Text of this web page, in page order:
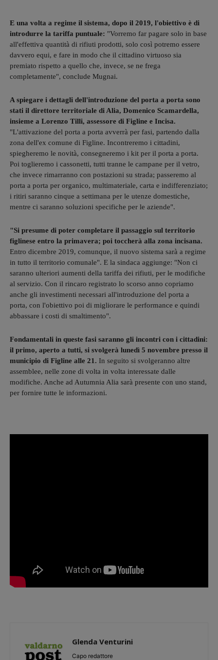
E una volta a regime il sistema, dopo il 2019, l'obiettivo è di
introdurre la tariffa puntuale: "Vorremo far pagare solo in base
all'effettiva quantità di rifiuti prodotti, solo così potremo essere
davvero equi, e fare in modo che il cittadino virtuoso sia
premiato rispetto a quello che, invece, se ne frega
completamente", conclude Mugnai.
A spiegare i dettagli dell'introduzione del porta a porta sono
stati il direttore territoriale di Alia, Domenico Scamardella,
insieme a Lorenzo Tilli, assessore di Figline e Incisa.
"L'attivazione del porta a porta avverrà per fasi, partendo dalla
zona dell'ex comune di Figline. Incontreremo i cittadini,
spiegheremo le novità, consegneremo i kit per il porta a porta.
Poi toglieremo i cassonetti, tutti tranne le campane per il vetro,
che invece rimarranno con postazioni su strada; passeremo al
porta a porta per organico, multimateriale, carta e indifferenziato;
i ritiri saranno cinque a settimana per le utenze domestiche,
mentre ci saranno soluzioni specifiche per le aziende".
"Si presume di poter completare il passaggio sul territorio
figlinese entro la primavera; poi toccherà alla zona incisana.
Entro dicembre 2019, comunque, il nuovo sistema sarà a regime
in tutto il territorio comunale". E la sindaca aggiunge: "Non ci
saranno ulteriori aumenti della tariffa dei rifiuti, per le modifiche
al servizio. Con il rincaro registrato lo scorso anno copriamo
anche gli investimenti necessari all'introduzione del porta a
porta, con l'obiettivo poi di migliorare le performance e quindi
abbassare i costi di smaltimento".
Fondamentali in queste fasi saranno gli incontri con i cittadini:
il primo, aperto a tutti, si svolgerà lunedì 5 novembre presso il
municipio di Figline alle 21. In seguito si svolgeranno altre
assemblee, nelle zone di volta in volta interessate dalle
modifiche. Anche ad Autumnia Alia sarà presente con uno stand,
per fornire tutte le informazioni.
Glenda Venturini
Capo redattore